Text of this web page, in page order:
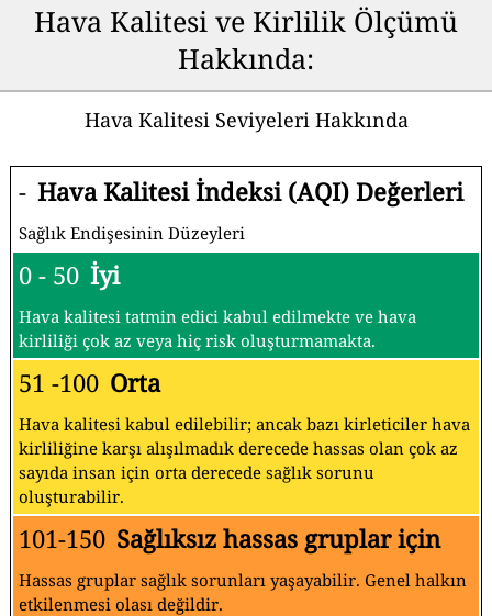
Hava Kalitesi ve Kirlilik Ölçümü
Hakkında:
Hava Kalitesi Seviyeleri Hakkında
- Hava Kalitesi İndeksi (AQI) Değerleri
Sağlık Endişesinin Düzeyleri
0 - 50 İyi
Hava kalitesi tatmin edici kabul edilmekte ve hava
kirliliği çok az veya hiç risk oluşturmamakta.
51 -100 Orta
Hava kalitesi kabul edilebilir; ancak bazı kirleticiler hava
kirliliğine karşı alışılmadık derecede hassas olan çok az
sayıda insan için orta derecede sağlık sorunu
oluşturabilir.
101-150 Sağlıksız hassas gruplar için
Hassas gruplar sağlık sorunları yaşayabilir. Genel halkın
etkilenmesi olası değildir.